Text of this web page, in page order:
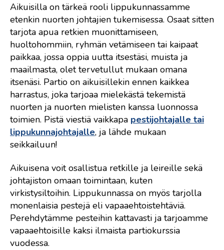
Aikuisilla on tärkeä rooli lippukunnassamme
etenkin nuorten johtajien tukemisessa. Osaat sitten
tarjota apua retkien muonittamiseen,
huoltohommiin, ryhmän vetämiseen tai kaipaat
paikkaa, jossa oppia uutta itsestäsi, muista ja
maailmasta, olet tervetullut mukaan omana
itsenäsi. Partio on aikuisillekin ennen kaikkea
harrastus, joka tarjoaa mielekästä tekemistä
nuorten ja nuorten mielisten kanssa luonnossa
toimien. Pistä viestiä vaikkapa pestijohtajalle tai
lippukunnajohtajalle, ja lähde mukaan
seikkailuun!
Aikuisena voit osallistua retkille ja leireille sekä
johtajiston omaan toimintaan, kuten
virkistysiltoihin. Lippukunnassa on myös tarjolla
monenlaisia pestejä eli vapaaehtoistehtäviä.
Perehdytämme pesteihin kattavasti ja tarjoamme
vapaaehtoisille kaksi ilmaista partiokurssia
vuodessa.